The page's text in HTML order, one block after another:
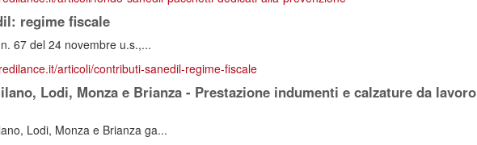
regime fiscale
67 del 24 novembre u.s.,...
articoli/contributi-sanedil-regime-fiscale
Lodi, Monza e Brianza - Prestazione indumenti e calzature da lavoro
Lodi, Monza e Brianza ga...